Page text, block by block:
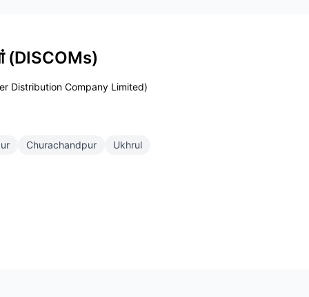
(DISCOMs)
Distribution Company Limited)
Churachandpur Ukhrul